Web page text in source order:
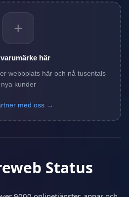
+
här
webbplats här och nå tusentals
nya kunder
med oss →
Status